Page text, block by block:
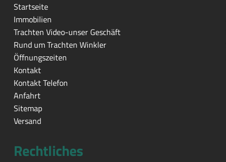
Startseite
Immobilien
Trachten Video-unser Geschäft
Rund um Trachten Winkler
Öffnungszeiten
Kontakt
Kontakt Telefon
Anfahrt
Sitemap
Versand
Rechtliches